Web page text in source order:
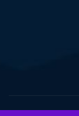
© Copyright 2015 –